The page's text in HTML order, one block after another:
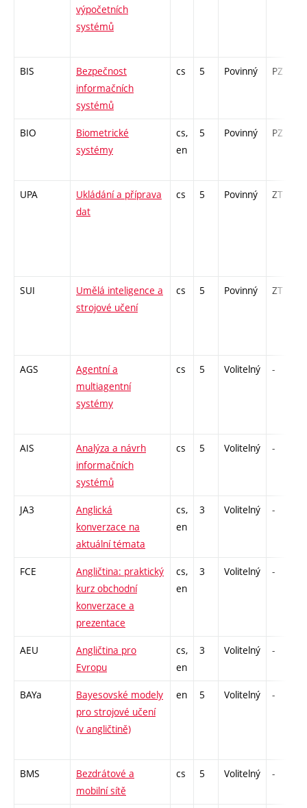
výpočetních
systémů
BIS
Bezpečnost
informačních
systémů
cs 5 Povinný PZ
BIO
Biometrické
systémy
cs,
en
5 Povinný PZ
UPA
Ukládání a příprava
dat
cs 5 Povinný ZT
SUI
Umělá inteligence a
strojové učení
cs 5 Povinný ZT
AGS
Agentní a
multiagentní
systémy
cs 5 Volitelný -
AIS
Analýza a návrh
informačních
systémů
cs 5 Volitelný -
JA3
Anglická
konverzace na
aktuální témata
cs,
en
3 Volitelný -
FCE
Angličtina: praktický
kurz obchodní
konverzace a
prezentace
cs,
en
3 Volitelný -
AEU
Angličtina pro
Evropu
cs,
en
3 Volitelný -
BAYa
Bayesovské modely
pro strojové učení
(v angličtině)
en 5 Volitelný -
BMS
Bezdrátové a
mobilní sítě
cs 5 Volitelný -